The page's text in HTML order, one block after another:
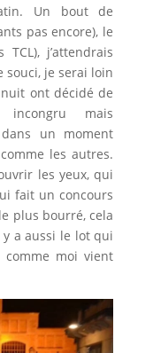
Un bout de
pas encore), le
j’attendrais
souci, je serai loin
ont décidé de
mais
un moment
les autres.
les yeux, qui
fait un concours
plus bourré, cela
a aussi le lot qui
comme moi vient